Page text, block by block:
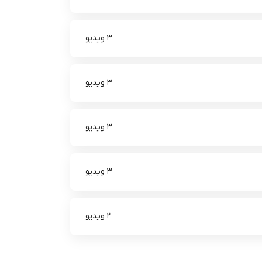
3 ویدیو
3 ویدیو
3 ویدیو
3 ویدیو
2 ویدیو